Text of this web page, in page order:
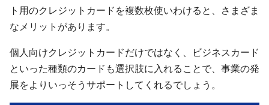
ト用のクレジットカードを複数枚使いわけると、さまざま
なメリットがあります。
個人向けクレジットカードだけではなく、ビジネスカード
といった種類のカードも選択肢に入れることで、事業の発
展をよりいっそうサポートしてくれるでしょう。